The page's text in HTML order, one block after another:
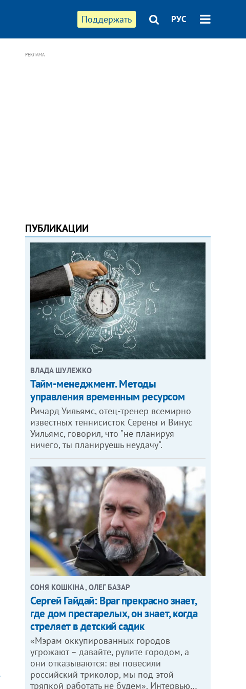
Поддержать РУС
РЕКЛАМА
ПУБЛИКАЦИИ
ВЛАДА ШУЛЕЖКО
Тайм-менеджмент. Методы
управления временным ресурсом
Ричард Уильямс, отец-тренер всемирно
известных теннисисток Серены и Винус
Уильямс, говорил, что "не планируя
ничего, ты планируешь неудачу".
СОНЯ КОШКІНА , ОЛЕГ БАЗАР
Сергей Гайдай: Враг прекрасно знает,
где дом престарелых, он знает, когда
стреляет в детский садик
«Мэрам оккупированных городов
угрожают – давайте, рулите городом, а
они отказываются: вы повесили
российский триколор, мы под этой
тряпкой работать не будем». Интервью…